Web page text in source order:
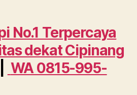
dan
Berkualitas
dekat
Cipinang
Besar
No.1 Terpercaya
dekatCipinang
WA 0815-995-